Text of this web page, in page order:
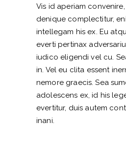
Vis id aperiam
denique complectitur,
intellegam his ex. Eu
everti pertinax
iudico eligendi vel cu.
in. Vel eu clita essent
nemore graecis. Sea
adolescens ex, id his
evertitur, duis autem
inani.